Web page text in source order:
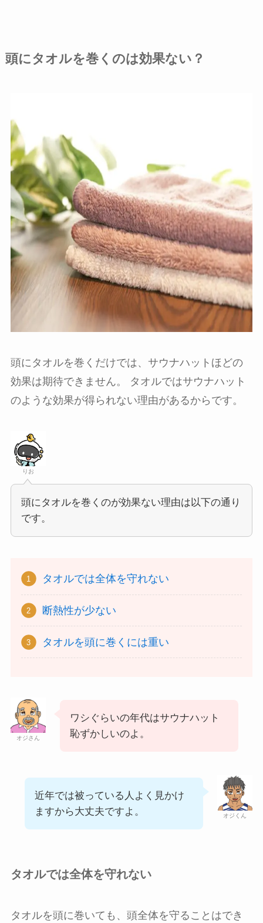
頭にタオルを巻くのは効果ない？
頭にタオルを巻くだけでは、サウナハットほどの
効果は期待できません。 タオルではサウナハット
のような効果が得られない理由があるからです。
りお
頭にタオルを巻くのが効果ない理由は以下の通り
です。
タオルでは全体を守れない
断熱性が少ない
タオルを頭に巻くには重い
オジさん
ワシぐらいの年代はサウナハット
恥ずかしいのよ。
オジくん
近年では被っている人よく見かけ
ますから大丈夫ですよ。
タオルでは全体を守れない
タオルを頭に巻いても、頭全体を守ることはでき